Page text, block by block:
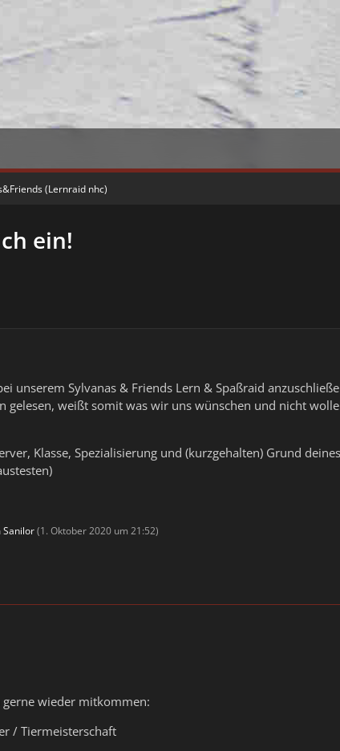
(Lernraid nhc)
ein!
unserem Sylvanas & Friends Lern & Spaßraid
gelesen, weißt somit was wir uns wünschen und nicht
Klasse, Spezialisierung und (kurzgehalten) Grund
Sanilor(1. Oktober 2020 um 21:52)
wieder mitkommen:
/ Tiermeisterschaft